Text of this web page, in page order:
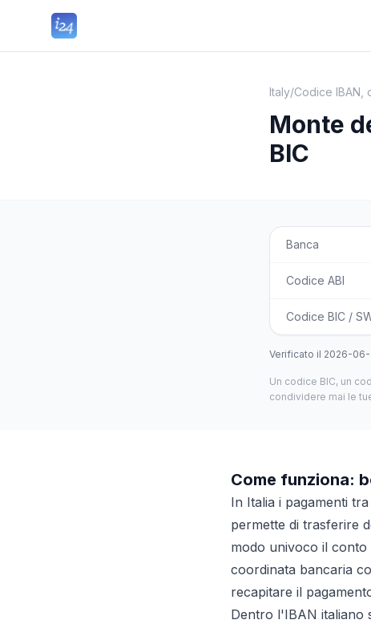
Italy/Codice IBAN,
Monte
BIC
Banca
Codice ABI
Codice BIC /
Verificato il 2026-
Un codice BIC, un
condividere mai le
Come funziona:
In Italia i pagamenti
permette di trasferire
modo univoco il
coordinata bancaria
recapitare il
Dentro l'IBAN italiano